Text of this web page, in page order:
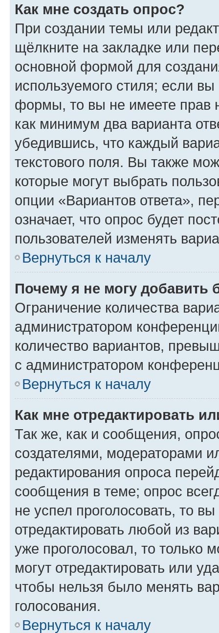
Как мне создать опрос?
При создании темы или
щёлкните на закладке или
основной формой для
используемого стиля; если
формы, то вы не имеете прав
как минимум два варианта
убедившись, что каждый
текстового поля. Вы также
которые могут выбрать
опции «Вариантов ответа»,
означает, что опрос будет
пользователей изменять
Вернуться к началу
Почему я не могу добавить
Ограничение количества
администратором
количество вариантов,
с администратором
Вернуться к началу
Как мне отредактировать
Так же, как и сообщения,
создателями, модераторами
редактирования опроса
сообщения в теме; опрос
не успел проголосовать, то
отредактировать любой из
уже проголосовал, то только
могут отредактировать или
чтобы нельзя было менять
голосования.
Вернуться к началу